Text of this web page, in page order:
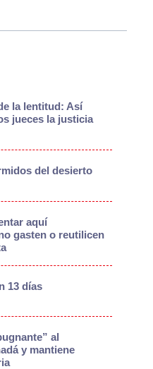
la lentitud: Así
jueces la justicia
del desierto
aquí
gasten o reutilicen
13 días
al
y mantiene